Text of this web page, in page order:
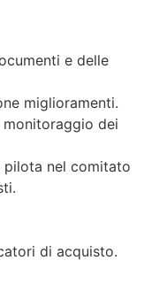
e delle
miglioramenti.
dei
pilota nel comitato
di acquisto.